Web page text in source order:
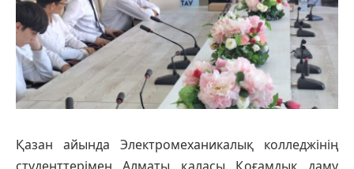
Қазан айында Электромеханикалық колледжінің
студенттерімен Алматы қаласы Қоғамдық даму